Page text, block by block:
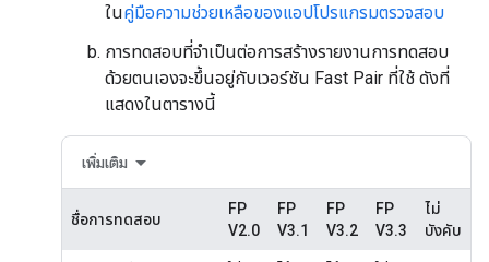
ในคู่มือความช่วยเหลือของแอปโปรแกรมตรวจสอบ
การทดสอบที่จำเป็นต่อการสร้างรายงานการทดสอบ
ด้วยตนเองจะขึ้นอยู่กับเวอร์ชัน Fast Pair ที่ใช้ ดังที่
แสดงในตารางนี้
เพิ่มเติม
ชื่อการทดสอบ
FP
V2.0
FP
V3.1
FP
V3.2
FP
V3.3
ไม่
บังคับ